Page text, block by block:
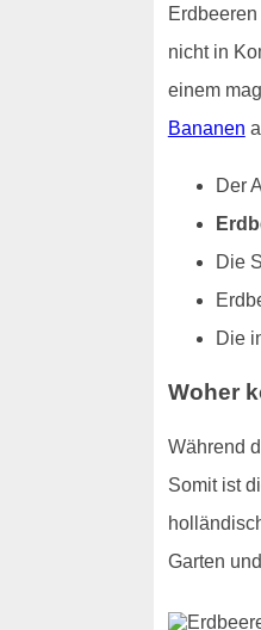
nicht in
einem
Bananen
Der
Die
Die
Woher
Während
Somit ist
Garten